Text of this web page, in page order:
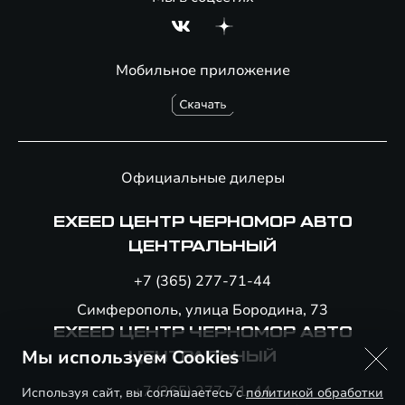
Мобильное приложение
Официальные дилеры
EXEED ЦЕНТР ЧЕРНОМОР АВТО
ЦЕНТРАЛЬНЫЙ
+7 (365) 277-71-44
Симферополь, улица Бородина, 73
EXEED ЦЕНТР ЧЕРНОМОР АВТО
ЦЕНТРАЛЬНЫЙ
+7 (365) 277-71-44
Мы используем Cookies
Используя сайт, вы соглашаетесь сполитикой обработки